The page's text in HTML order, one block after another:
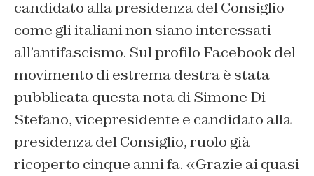
candidato alla presidenza del Consiglio
come gli italiani non siano interessati
all’antifascismo. Sul profilo Facebook del
movimento di estrema destra è stata
pubblicata questa nota di Simone Di
Stefano, vicepresidente e candidato alla
presidenza del Consiglio, ruolo già
ricoperto cinque anni fa. «Grazie ai quasi